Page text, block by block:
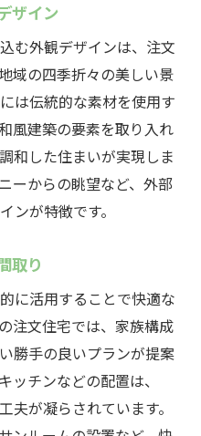
ザイン
む外観デザインは、注文
域の四季折々の美しい景
は伝統的な素材を使用す
風建築の要素を取り入れ
和した住まいが実現しま
ーからの眺望など、外部
ンが特徴です。
取り
に活用することで快適な
注文住宅では、家族構成
勝手の良いプランが提案
ッチンなどの配置は、
夫が凝らされています。